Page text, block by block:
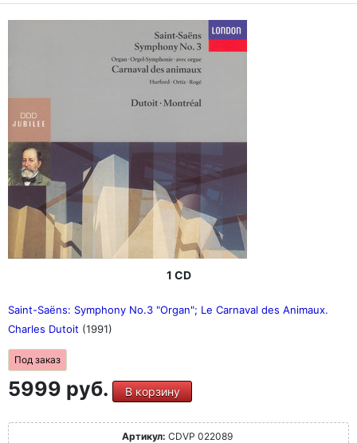
1 CD
Saint-Saëns: Symphony No.3 "Organ"; Le Carnaval des Animaux.
Charles Dutoit (1991)
Под заказ
5999 руб. В корзину
Артикул: CDVP 022089